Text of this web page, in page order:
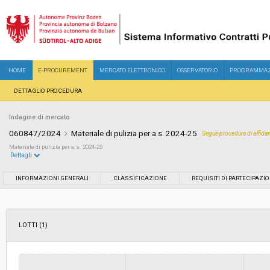
HOME E-PROCUREMENT MERCATO ELETTRONICO OSSERVATORIO
DETTAGLIO PROCEDURA
Indagine di mercato
060847/2024 Materiale di pulizia per a.s. 2024-25
Segue procedura di
Materiale di pulizia per a.s. 2024-25
Svolgimento:
Dettagli
INFORMAZIONI GENERALI CLASSIFICAZIONE REQUISITI DI
LOTTI (1)